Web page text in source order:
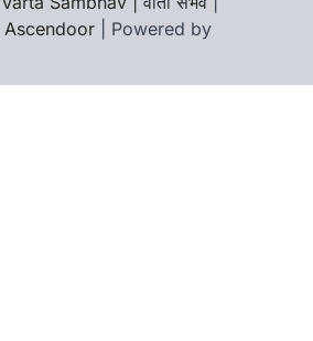
Ascendoor | Powered by